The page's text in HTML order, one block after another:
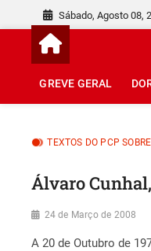
content
Sábado, Agosto 08,
GREVE GERAL
TEXTOS DO PCP
Álvaro
24 de Março de 2008
A 20 de Outubro de